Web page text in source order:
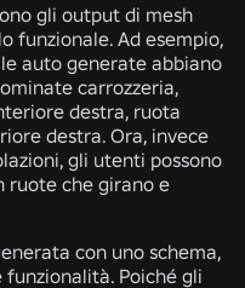
gli output di mesh
funzionale. Ad esempio,
auto generate abbiano
carrozzeria,
destra, ruota
destra. Ora, invece
gli utenti possono
ruote che girano e
con uno schema,
funzionalità. Poiché gli